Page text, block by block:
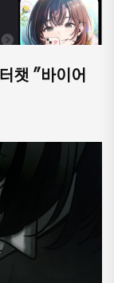
챗 "바이어